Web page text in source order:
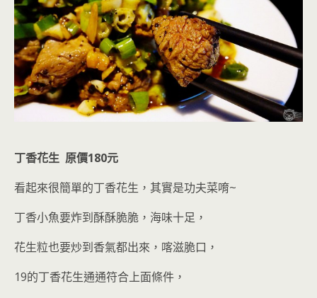
丁香花生 原價180元
看起來很簡單的丁香花生，其實是功夫菜唷~
丁香小魚要炸到酥酥脆脆，海味十足，
花生粒也要炒到香氣都出來，喀滋脆口，
19的丁香花生通通符合上面條件，